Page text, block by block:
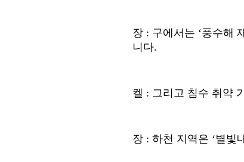
장 : 구에서는 ‘풍수해
니다.
켈 : 그리고 침수 취약
장 : 하천 지역은 ‘별빛